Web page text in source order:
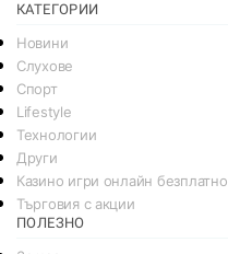
КАТЕГОРИИ
Новини
Слухове
Спорт
Lifestyle
Технологии
Други
Казино игри онлайн безплатно
Търговия с акции
ПОЛЕЗНО